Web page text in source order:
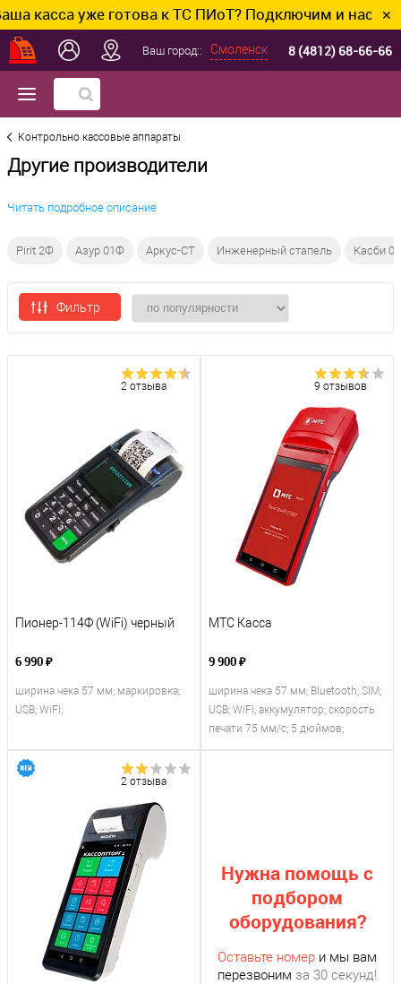
уже готова к ТС ПИоТ? Подключим и настроим без✕
Ваш город:: Смоленск 8 (4812) 68-66-66
Контрольно кассовые аппараты
Другие производители
Читать подробное описание
Pirit 2Ф Азур 01Ф Аркус-СТ Инженерный стапель Касби
Фильтр
2 отзыва
Пионер-114Ф (WiFi) черный
6 990 ₽
ширина чека 57 мм; маркировка;
USB; WiFi;
9 отзывов
МТС Касса
9 900 ₽
ширина чека 57 мм; Bluetooth; SIM;
USB; WiFi; аккумулятор; скорость
печати 75 мм/с; 5 дюймов;
2 отзыва
Нужна помощь с
подбором
оборудования?
Оставьте номер и мы вам
перезвоним за 30 секунд!